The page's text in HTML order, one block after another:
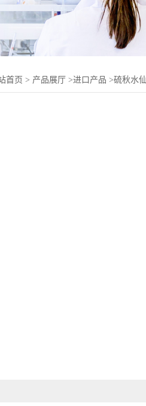
首页 > 产品展厅 >进口产品 >硫秋水